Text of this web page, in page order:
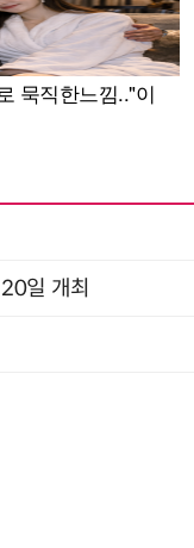
일 개최